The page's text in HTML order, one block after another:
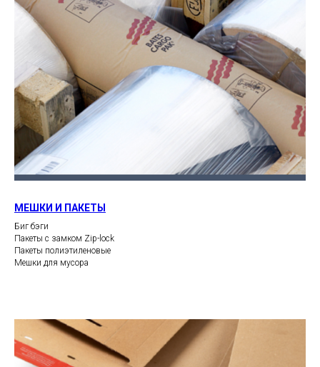
МЕШКИ И ПАКЕТЫ
Биг бэги
Пакеты с замком Zip-lock
Пакеты полиэтиленовые
Мешки для мусора